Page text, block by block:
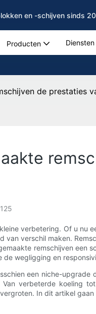
en -schijven sinds
Producten Diensten
de prestaties
125
verbetering. Of u nu
van verschil maken.
remschijven een
wegligging en
een niche-
verbeterde koeling
In dit artikel